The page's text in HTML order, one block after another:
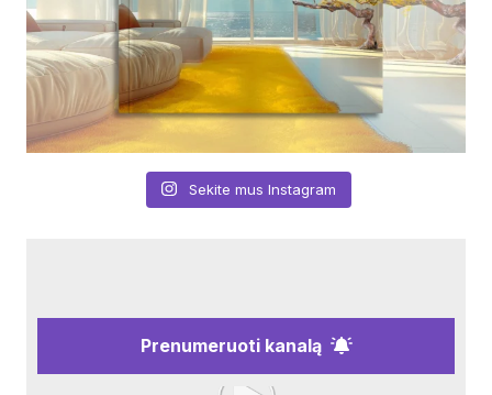
Sekite mus Instagram
Prenumeruoti kanalą